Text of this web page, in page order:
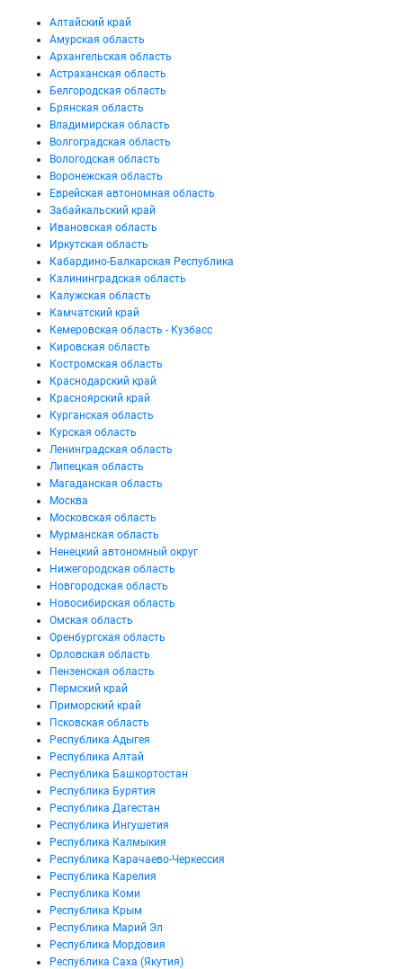
Алтайский край
Амурская область
Архангельская область
Астраханская область
Белгородская область
Брянская область
Владимирская область
Волгоградская область
Вологодская область
Воронежская область
Еврейская автономная область
Забайкальский край
Ивановская область
Иркутская область
Кабардино-Балкарская Республика
Калининградская область
Калужская область
Камчатский край
Кемеровская область - Кузбасс
Кировская область
Костромская область
Краснодарский край
Красноярский край
Курганская область
Курская область
Ленинградская область
Липецкая область
Магаданская область
Москва
Московская область
Мурманская область
Ненецкий автономный округ
Нижегородская область
Новгородская область
Новосибирская область
Омская область
Оренбургская область
Орловская область
Пензенская область
Пермский край
Приморский край
Псковская область
Республика Адыгея
Республика Алтай
Республика Башкортостан
Республика Бурятия
Республика Дагестан
Республика Ингушетия
Республика Калмыкия
Республика Карачаево-Черкессия
Республика Карелия
Республика Коми
Республика Крым
Республика Марий Эл
Республика Мордовия
Республика Саха (Якутия)